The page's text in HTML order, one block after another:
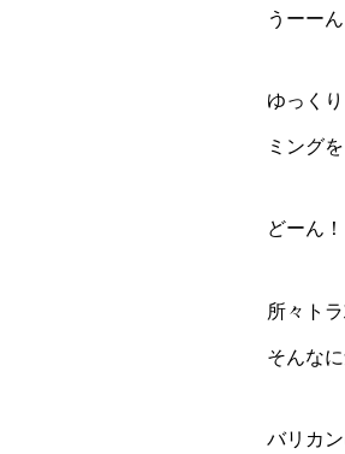
うーー
ゆっく
ミング
どーん
所々ト
そんな
バリカ